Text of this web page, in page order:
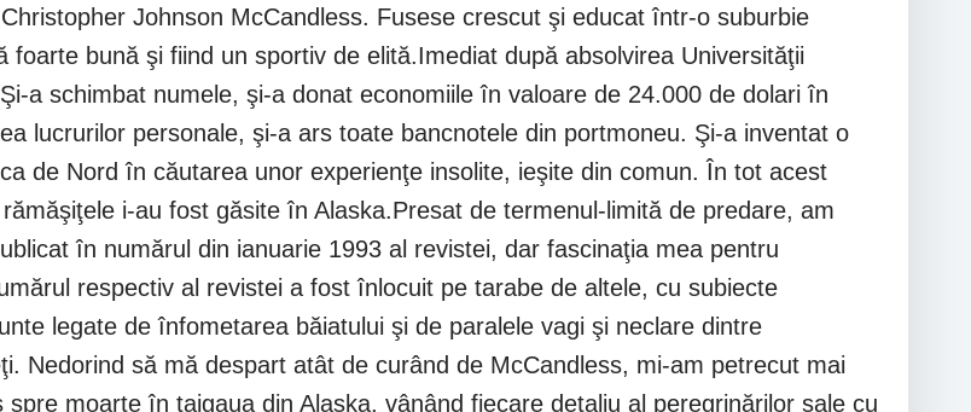
Johnson McCandless. Fusese crescut şi educat într-o suburbie
foarte bună şi fiind un sportiv de elită.Imediat după absolvirea Universităţii
a schimbat numele, şi-a donat economiile în valoare de 24.000 de dolari în
lucrurilor personale, şi-a ars toate bancnotele din portmoneu. Şi-a inventat o
de Nord în căutarea unor experienţe insolite, ieşite din comun. În tot acest
i-au fost găsite în Alaska.Presat de termenul-limită de predare, am
în numărul din ianuarie 1993 al revistei, dar fascinaţia mea pentru
respectiv al revistei a fost înlocuit pe tarabe de altele, cu subiecte
legate de înfometarea băiatului şi de paralele vagi şi neclare dintre
Nedorind să mă despart atât de curând de McCandless, mi-am petrecut mai
moarte în taigaua din Alaska, vânând fiecare detaliu al peregrinărilor sale cu